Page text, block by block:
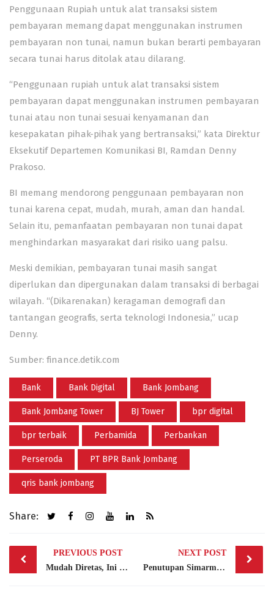
Penggunaan Rupiah untuk alat transaksi sistem
pembayaran memang dapat menggunakan instrumen
pembayaran non tunai, namun bukan berarti pembayaran
secara tunai harus ditolak atau dilarang.
“Penggunaan rupiah untuk alat transaksi sistem
pembayaran dapat menggunakan instrumen pembayaran
tunai atau non tunai sesuai kenyamanan dan
kesepakatan pihak-pihak yang bertransaksi,” kata Direktur
Eksekutif Departemen Komunikasi BI, Ramdan Denny
Prakoso.
BI memang mendorong penggunaan pembayaran non
tunai karena cepat, mudah, murah, aman dan handal.
Selain itu, pemanfaatan pembayaran non tunai dapat
menghindarkan masyarakat dari risiko uang palsu.
Meski demikian, pembayaran tunai masih sangat
diperlukan dan dipergunakan dalam transaksi di berbagai
wilayah. “(Dikarenakan) keragaman demografi dan
tantangan geografis, serta teknologi Indonesia,” ucap
Denny.
Sumber: finance.detik.com
Bank Bank Digital Bank Jombang
Bank Jombang Tower BJ Tower bpr digital
bpr terbaik Perbamida Perbankan
Perseroda PT BPR Bank Jombang
qris bank jombang
Share:
Post
navigation
PREVIOUS POST
Mudah Diretas, Ini Dia Kata Sandi Atau Password Paling Umum Digunakan Gen-Z
NEXT POST
Penutupan Simarmas Umroh & Simarmas HOKI Utama ke-10 Bank Jombang Berlangsung Meriah